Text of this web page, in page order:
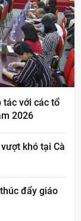
tác với các tổ
2026
khó tại Cà
đẩy giáo